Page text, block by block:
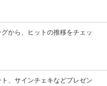
から、ヒットの推移をチェッ
、サインチェキなどプレゼン